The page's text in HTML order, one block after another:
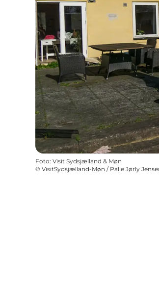
Foto: Visit Sydsjælland & Møn
© VisitSydsjælland-Møn / Palle Jørly